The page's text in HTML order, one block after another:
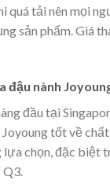
quá tải nên mọi
sản phẩm. Giá
đậu nành
đầu tại
Joyoung tốt về
chọn, đặc biệt
Q3.